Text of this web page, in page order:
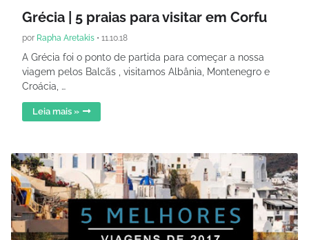
Grécia | 5 praias para visitar em Corfu
por Rapha Aretakis • 11.10.18
A Grécia foi o ponto de partida para começar a nossa
viagem pelos Balcãs , visitamos Albânia, Montenegro e
Croácia, …
Leia mais »